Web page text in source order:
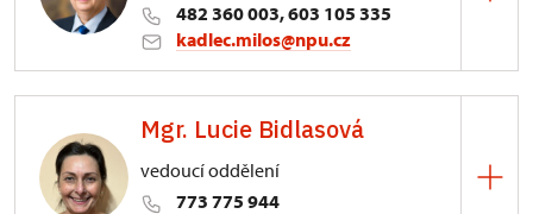
482 360 003, 603 105 335
kadlec.milos@npu.cz
3/, Sychrov 3
Mgr. Lucie Bidlasová
vedoucí oddělení
773 775 944